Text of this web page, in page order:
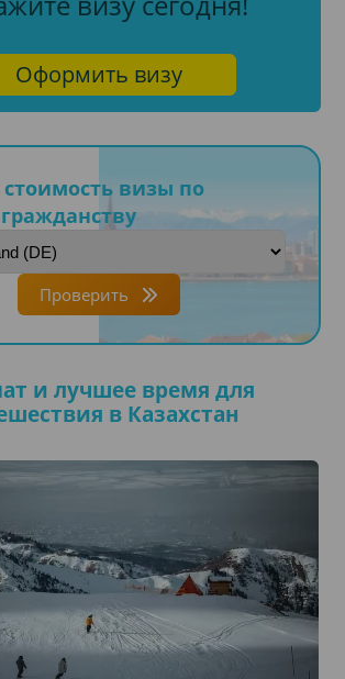
Оформить визу
визы по
Проверить
и лучшее время для
в Казахстан